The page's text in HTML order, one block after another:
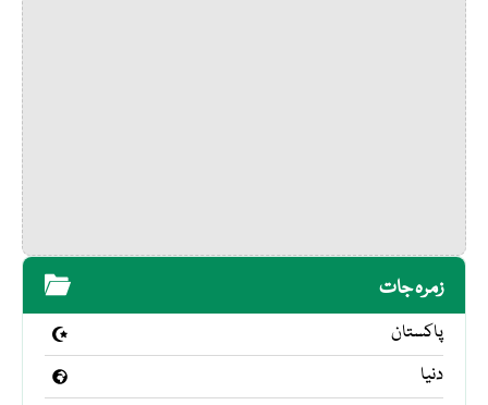
زمرہ جات
پاکستان
دنیا